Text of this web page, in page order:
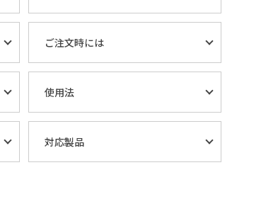
ご注文時には
使用法
対応製品